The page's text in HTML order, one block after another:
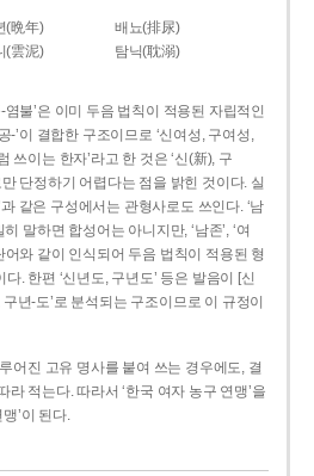
(晩年)
배뇨(排尿)
(雲泥) 탐닉(耽溺)
염불’은 이미 두음 법칙이 적용된 자립적인
-’이 결합한 구조이므로 ‘신여성, 구여성,
쓰이는 한자’라고 한 것은 ‘신(新), 구
단정하기 어렵다는 점을 밝힌 것이다. 실
과 같은 구성에서는 관형사로도 쓰인다. ‘남
말하면 합성어는 아니지만, ‘남존’, ‘여
어와 같이 인식되어 두음 법칙이 적용된 형
. 한편 ‘신년도, 구년도’ 등은 발음이 [신
년-­도’로 분석되는 구조이므로 이 규정이
어진 고유 명사를 붙여 쓰는 경우에도, 결
라 적는다. 따라서 ‘한국 여자 농구 연맹’을
’이 된다.